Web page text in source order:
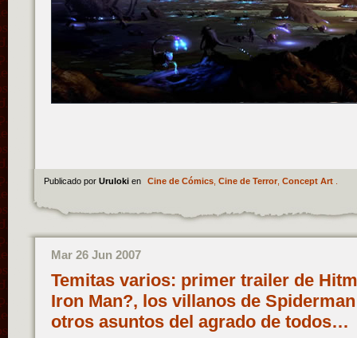
Publicado por Uruloki en Cine de Cómics, Cine de Terror, Concept Art.
Mar 26 Jun 2007
Temitas varios: primer trailer de
Iron Man?, los villanos de
otros asuntos del agrado de todos…